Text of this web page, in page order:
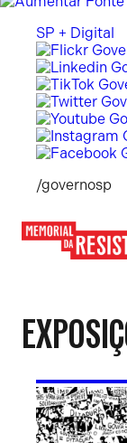
SP + Digital
/governosp